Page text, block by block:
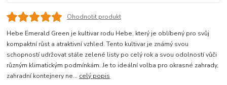
Ohodnotit produkt
Hebe Emerald Green je kultivar rodu Hebe, který je oblíbený pro svůj
kompaktní růst a atraktivní vzhled. Tento kultivar je známý svou
schopností udržovat stále zelené listy po celý rok a svou odolností vůči
různým klimatickým podmínkám. Je to ideální volba pro okrasné zahrady,
zahradní kontejnery ne... celý popis